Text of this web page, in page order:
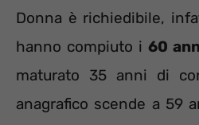
Donna è richiedibile,
hanno compiuto i 60
maturato 35 anni di
anagrafico scende a 59